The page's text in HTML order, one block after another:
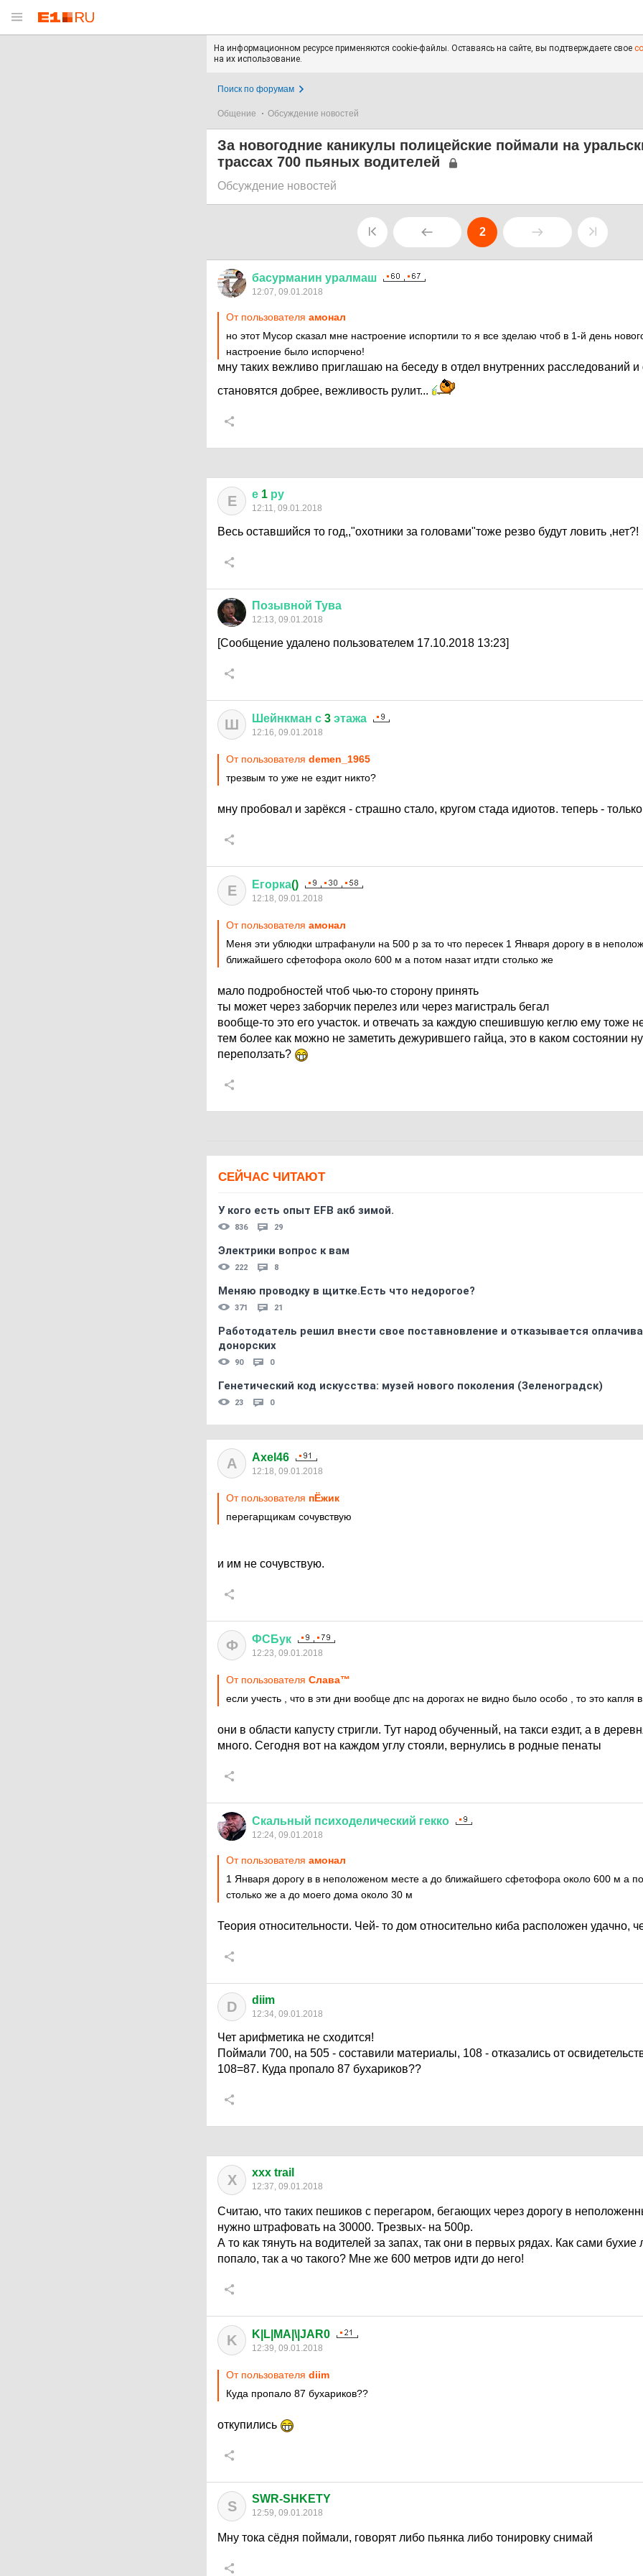
На информационном ресурсе применяются cookie-файлы. Оставаясь на сайте, вы подтверждаете свое
на их использование.
Поиск по форумам
Общение Обсуждение новостей
За новогодние каникулы полицейские поймали на
трассах 700 пьяных водителей
Обсуждение новостей
2
басурманин уралмаш
12:07, 09.01.2018
От пользователя амонал
но этот Мусор сказал мне настроение испортили то я все зделаю чтоб в 1-й день
настроение было испорчено!
мну таких вежливо приглашаю на беседу в отдел внутренних расследований и
становятся добрее, вежливость рулит...
Е е 1 ру
12:11, 09.01.2018
Весь оставшийся то год,,"охотники за головами"тоже резво будут ловить ,нет?!
Позывной Тува
12:13, 09.01.2018
[Сообщение удалено пользователем 17.10.2018 13:23]
Ш Шейнкман с 3 этажа
12:16, 09.01.2018
От пользователя demen_1965
трезвым то уже не ездит никто?
мну пробовал и зарёкся - страшно стало, кругом стада идиотов. теперь -
Е Егорка()
12:18, 09.01.2018
От пользователя амонал
Меня эти ублюдки штрафанули на 500 р за то что пересек 1 Января дорогу в в
ближайшего сфетофора около 600 м а потом назат итдти столько же
мало подробностей чтоб чью-то сторону принять
ты может через заборчик перелез или через магистраль бегал
вообще-то это его участок. и отвечать за каждую спешившую кеглю ему тоже
тем более как можно не заметить дежурившего гайца, это в каком состоянии
переползать?
СЕЙЧАС ЧИТАЮТ
У кого есть опыт EFB акб зимой.
836 29
Электрики вопрос к вам
222 8
Меняю проводку в щитке.Есть что недорогое?
371 21
Работодатель решил внести свое поставновление и отказывается
донорских
90 0
Генетический код искусства: музей нового поколения (Зеленоградск)
23 0
A Axel46
12:18, 09.01.2018
От пользователя пЁжик
перегарщикам сочувствую
и им не сочувствую.
Ф ФСБук
12:23, 09.01.2018
От пользователя Cлaвa™
если учесть , что в эти дни вообще дпс на дорогах не видно было особо , то это капля
они в области капусту стригли. Тут народ обученный, на такси ездит, а в
много. Сегодня вот на каждом углу стояли, вернулись в родные пенаты
Скальный психоделический гекко
12:24, 09.01.2018
От пользователя амонал
1 Января дорогу в в неположеном месте а до ближайшего сфетофора около 600 м а
столько же а до моего дома около 30 м
Теория относительности. Чей- то дом относительно киба расположен удачно,
D diim
12:34, 09.01.2018
Чет арифметика не сходится!
Поймали 700, на 505 - составили материалы, 108 - отказались от
108=87. Куда пропало 87 бухариков??
X xxx trail
12:37, 09.01.2018
Считаю, что таких пешиков с перегаром, бегающих через дорогу в
нужно штрафовать на 30000. Трезвых- на 500р.
А то как тянуть на водителей за запах, так они в первых рядах. Как сами бухие
попало, так а чо такого? Мне же 600 метров идти до него!
K K|L|MA|\|JAR0
12:39, 09.01.2018
От пользователя diim
Куда пропало 87 бухариков??
откупились
S SWR-SHKETY
12:59, 09.01.2018
Мну тока сёдня поймали, говорят либо пьянка либо тонировку снимай